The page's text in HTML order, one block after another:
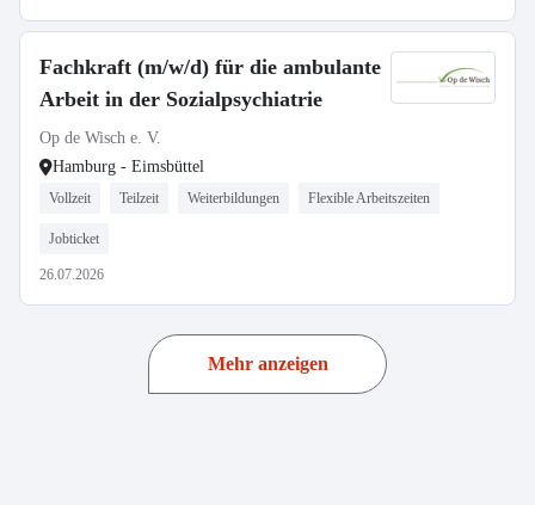
Fachkraft (m/w/d) für die ambulante
Arbeit in der Sozialpsychiatrie
Op de Wisch e. V.
Hamburg - Eimsbüttel
Vollzeit Teilzeit Weiterbildungen Flexible Arbeitszeiten
Jobticket
26.07.2026
Mehr anzeigen